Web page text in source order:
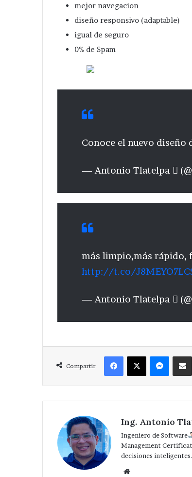
mejor navegacion
diseño responsivo (adaptable)
igual de seguro
0% de Spam
Conoce el nuevo diseño
— Antonio Tlatelpa 
más limpio,más rápido,
http://t.co/
— Antonio Tlatelpa 
Compartir
Facebook
X
Ing. Antonio
Ingeniero de Software
Management
decisiones inteligentes.